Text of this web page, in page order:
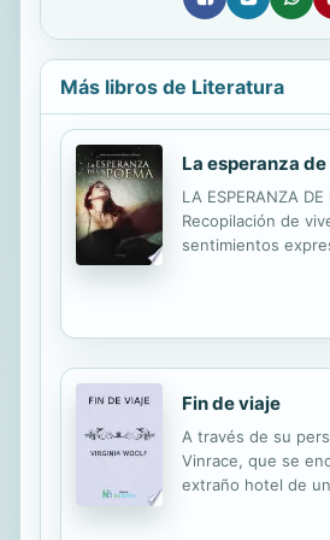
Más libros de Literatura
La esperanza
LA ESPERANZA
Recopilación de
sentimientos
sensual y
indiferente. El
en este libro toda
sabores y matices
pero siempre
ternura.
Fin de viaje
A través de su
Vinrace, que se
extraño hotel de
brillante retrato de